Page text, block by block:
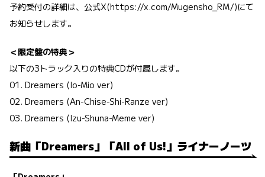
予約受付の詳細は、公式X(https://x.com/Mugensho_RM/)にて
お知らせします。
＜限定盤の特典＞
以下の3トラック入りの特典CDが付属します。
01. Dreamers (Io-Mio ver)
02. Dreamers (An-Chise-Shi-Ranze ver)
03. Dreamers (Izu-Shuna-Meme ver)
新曲「Dreamers」「All of Us!」ライナーノーツ